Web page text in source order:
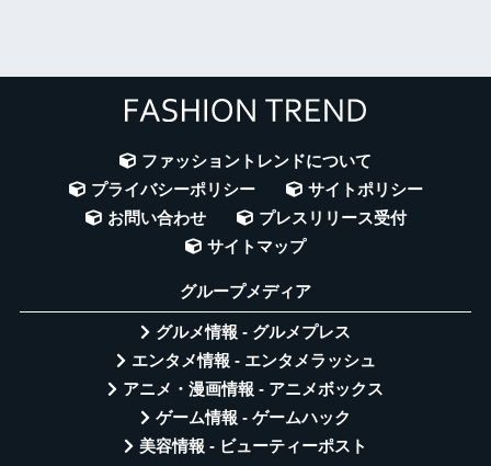
ファッショントレンドについて
プライバシーポリシー
サイトポリシー
お問い合わせ
プレスリリース受付
サイトマップ
グループメディア
グルメ情報 - グルメプレス
エンタメ情報 - エンタメラッシュ
アニメ・漫画情報 - アニメボックス
ゲーム情報 - ゲームハック
美容情報 - ビューティーポスト